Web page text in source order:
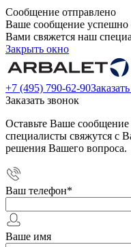
Сообщение отправлено
Ваше сообщение успешно
Вами свяжется наш
Закрыть окно
+7 (495) 790-62-90
Заказать звонок
Оставьте Ваше
специалисты свяжутся с
решения Вашего вопроса.
Ваш телефон*
Ваше имя